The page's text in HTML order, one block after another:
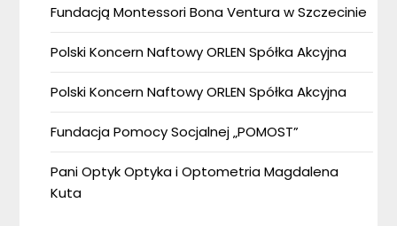
Fundacją Montessori Bona Ventura w Szczecinie
Polski Koncern Naftowy ORLEN Spółka Akcyjna
Polski Koncern Naftowy ORLEN Spółka Akcyjna
Fundacja Pomocy Socjalnej „POMOST”
Pani Optyk Optyka i Optometria Magdalena
Kuta